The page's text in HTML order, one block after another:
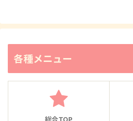
各種メニュー